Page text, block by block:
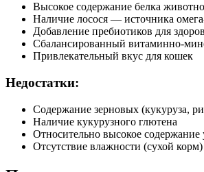
Высокое содержание белка
Наличие лосося — источника
Добавление пребиотиков для
Сбалансированный витаминно-
Привлекательный вкус для кошек
Недостатки:
Содержание зерновых (кукуруза,
Наличие кукурузного глютена
Относительно высокое содержание
Отсутствие влажности (сухой корм)